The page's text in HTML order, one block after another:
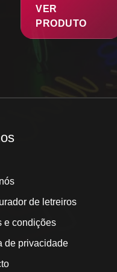
VER
PRODUTO
de letreiros
e condições
de privacidade